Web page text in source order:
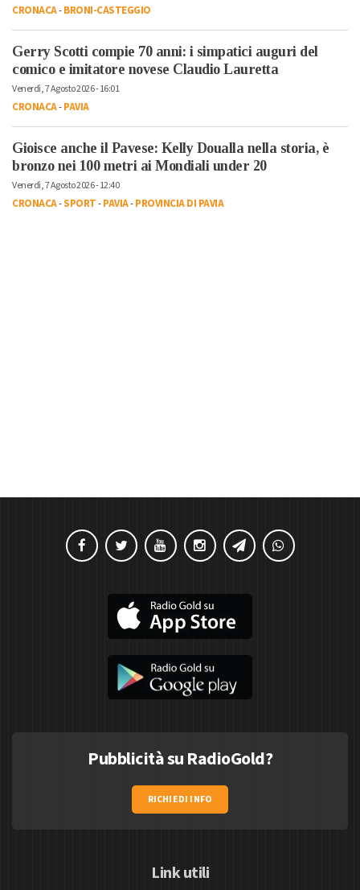
CRONACA-BRONI-CASTEGGIO
Gerry Scotti compie 70 anni: i simpatici auguri del
comico e imitatore novese Claudio Lauretta
Venerdì, 7 Agosto 2026 - 16:01
CRONACA-PAVIA
Gioisce anche il Pavese: Kelly Doualla nella storia, è
bronzo nei 100 metri ai Mondiali under 20
Venerdì, 7 Agosto 2026 - 12:40
CRONACA-SPORT-PAVIA-PROVINCIA DI PAVIA
Pubblicità su RadioGold?
RICHIEDI INFO
Link utili